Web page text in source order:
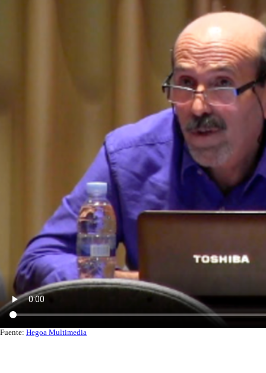
Fuente: Hegoa Multimedia